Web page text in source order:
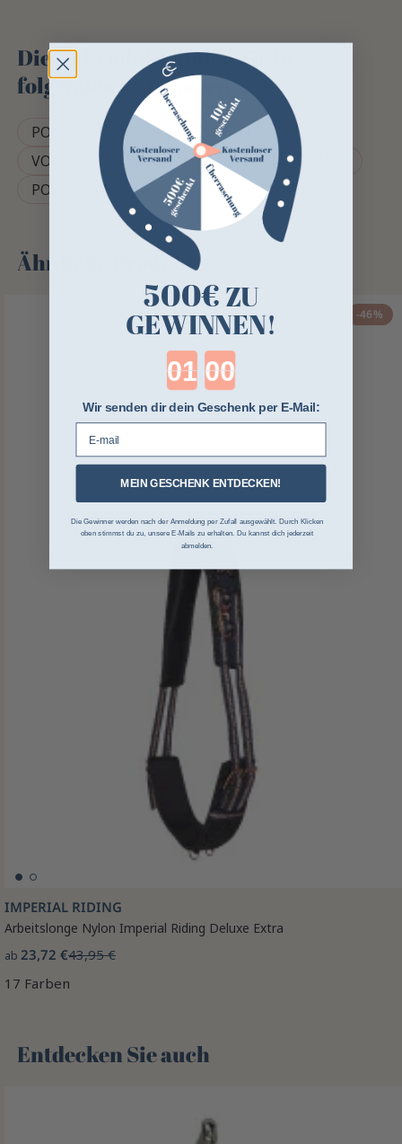
Dieses Produkt finden Sie in
folgenden Kategorien
PONY-AUSRÜSTUNG
SATTELGURT
VOLTIGIERAUSRÜSTUNG
VOLTIGIERGURT
PONYLONGEGURT
Ähnliche Produkte
-46%
IMPERIAL RIDING
Arbeitslonge Nylon Imperial Riding Deluxe Extra
ab 23,72 €43,95 €
17 Farben
Entdecken Sie auch 🌻
500€ ZU
GEWINNEN!
Countdown ends in:
Wir senden dir dein Geschenk per E-Mail:
MEIN GESCHENK ENTDECKEN!
Die Gewinner werden nach der Anmeldung per Zufall ausgewählt. Durch Klicken
oben stimmst du zu, unsere E-Mails zu erhalten. Du kannst dich jederzeit
abmelden.